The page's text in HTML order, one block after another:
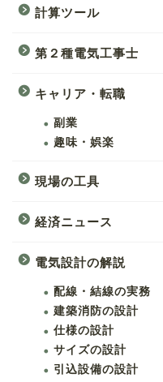
計算ツール
第２種電気工事士
キャリア・転職
副業
趣味・娯楽
現場の工具
経済ニュース
電気設計の解説
配線・結線の実務
建築消防の設計
仕様の設計
サイズの設計
引込設備の設計